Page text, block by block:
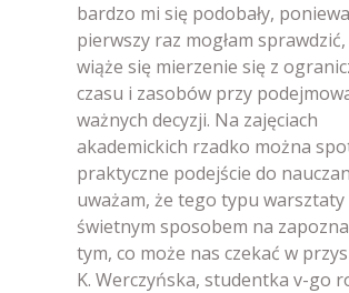
bardzo mi się podobały,
pierwszy raz mogłam sprawdzić,
wiąże się mierzenie się z
czasu i zasobów przy
ważnych decyzji. Na zajęciach
akademickich rzadko można
praktyczne podejście do
uważam, że tego typu warsztaty
świetnym sposobem na
tym, co może nas czekać w
K. Werczyńska, studentka v-go